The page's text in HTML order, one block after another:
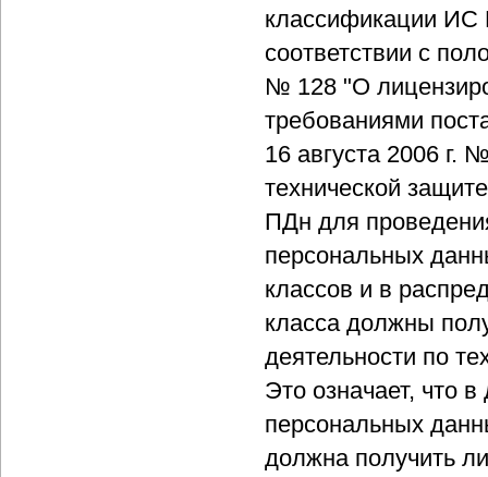
классификации ИС
соответствии с
№ 128 "О
требованиями
16 августа 2006 г.
технической
ПДн для
персональных
классов и в
класса должны
деятельности по
Это означает, что
персональных
должна получить